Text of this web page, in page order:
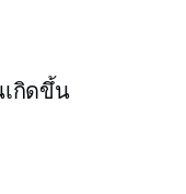
เกิดขึ้น